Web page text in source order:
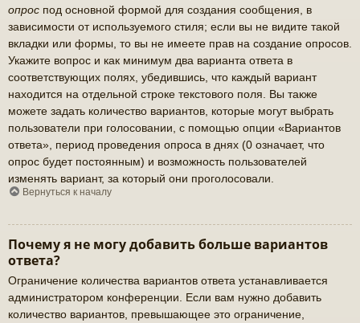
опрос под основной формой для создания сообщения, в
зависимости от используемого стиля; если вы не видите такой
вкладки или формы, то вы не имеете прав на создание опросов.
Укажите вопрос и как минимум два варианта ответа в
соответствующих полях, убедившись, что каждый вариант
находится на отдельной строке текстового поля. Вы также
можете задать количество вариантов, которые могут выбрать
пользователи при голосовании, с помощью опции «Вариантов
ответа», период проведения опроса в днях (0 означает, что
опрос будет постоянным) и возможность пользователей
изменять вариант, за который они проголосовали.
Вернуться к началу
Почему я не могу добавить больше вариантов
ответа?
Ограничение количества вариантов ответа устанавливается
администратором конференции. Если вам нужно добавить
количество вариантов, превышающее это ограничение,